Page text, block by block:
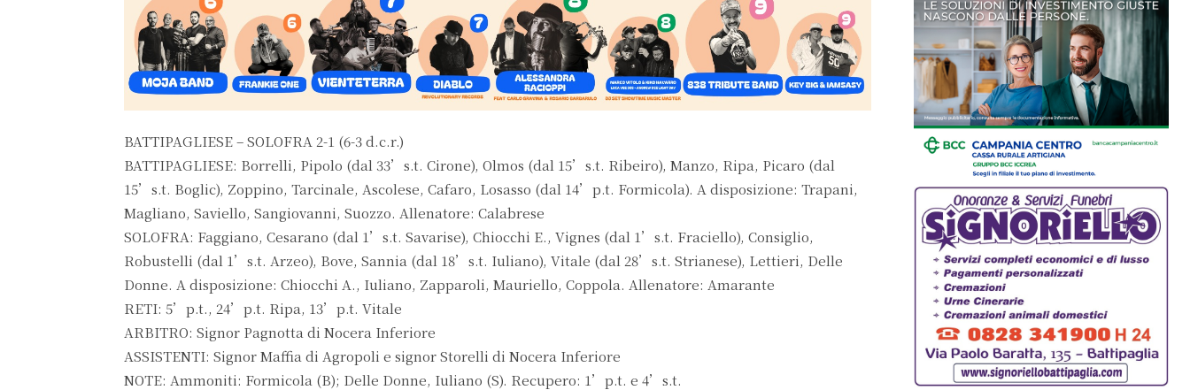
BATTIPAGLIESE – SOLOFRA 2-1 (6-3 d.c.r.)
BATTIPAGLIESE: Borrelli, Pipolo (dal 33’s.t. Cirone), Olmos (dal 15’s.t. Ribeiro), Manzo, Ripa, Picaro (dal
15’s.t. Boglic), Zoppino, Tarcinale, Ascolese, Cafaro, Losasso (dal 14’p.t. Formicola). A disposizione: Trapani,
Magliano, Saviello, Sangiovanni, Suozzo. Allenatore: Calabrese
SOLOFRA: Faggiano, Cesarano (dal 1’s.t. Savarise), Chiocchi E., Vignes (dal 1’s.t. Fraciello), Consiglio,
Robustelli (dal 1’s.t. Arzeo), Bove, Sannia (dal 18’s.t. Iuliano), Vitale (dal 28’s.t. Strianese), Lettieri, Delle
Donne. A disposizione: Chiocchi A., Iuliano, Zapparoli, Mauriello, Coppola. Allenatore: Amarante
RETI: 5’p.t., 24’p.t. Ripa, 13’p.t. Vitale
ARBITRO: Signor Pagnotta di Nocera Inferiore
ASSISTENTI: Signor Maffia di Agropoli e signor Storelli di Nocera Inferiore
NOTE: Ammoniti: Formicola (B); Delle Donne, Iuliano (S). Recupero: 1’p.t. e 4’s.t.